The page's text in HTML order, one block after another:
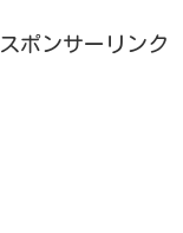
スポンサーリンク